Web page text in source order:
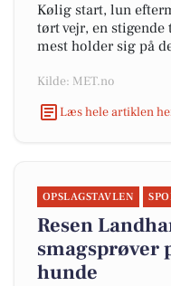
Kølig start, lun
tørt vejr, en
mest holder sig på
Kilde: MET.no
Læs hele artiklen
OPSLAGSTAVLEN
Resen
smagsprøver
hunde